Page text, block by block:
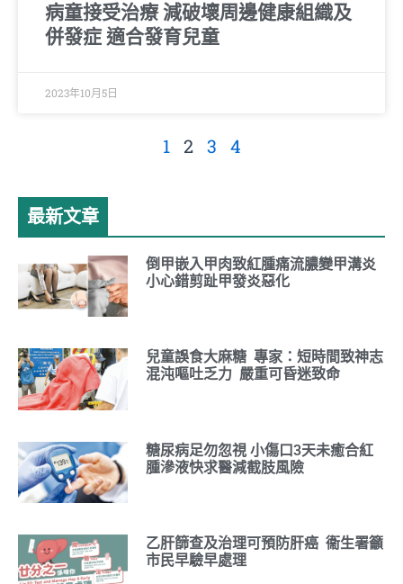
病童接受治療 減破壞周邊健康組織及
併發症 適合發育兒童
2023年10月5日
1 2 3 4
最新文章
倒甲嵌入甲肉致紅腫痛流膿變甲溝炎
小心錯剪趾甲發炎惡化
兒童誤食大麻糖 專家：短時間致神志
混沌嘔吐乏力 嚴重可昏迷致命
糖尿病足勿忽視 小傷口3天未癒合紅
腫滲液快求醫減截肢風險
乙肝篩查及治理可預防肝癌 衞生署籲
市民早驗早處理